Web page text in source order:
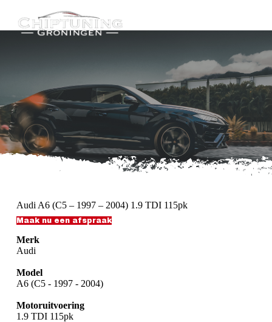
n
i
n
h
u
d
Audi A6 (C5 – 1997 – 2004) 1.9 TDI 115pk
Maak nu een afspraak
Merk
Audi
Model
A6 (C5 - 1997 - 2004)
Motoruitvoering
1.9 TDI 115pk